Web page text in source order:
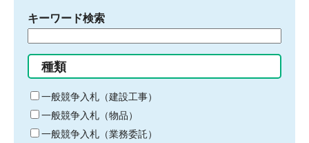
キーワード検索
る
キ
ー
ワ
ー
種類
一般競争入札（建設工事）
一般競争入札（物品）
一般競争入札（業務委託）